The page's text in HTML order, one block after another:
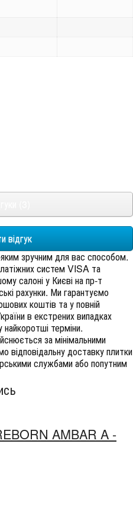
відгук
зручним для вас способом.
систем VISA та
салоні у Києві на пр-т
рахунки. Ми гарантуємо
коштів та у повній
в екстрених випадках
терміни.
за мінімальними
відповідальну доставку плитки
службами або попутним
AMBAR A -